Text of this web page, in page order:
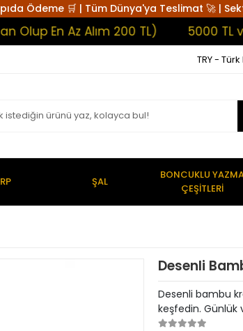
Ödeme 🛒 | Tüm Dünya'ya Teslimat 🚀 |
En Az Alım 200 TL) 5000 TL ve
TRY - Türk
ŞAL
BONCUKLU
ÇEŞİTLERİ
Desenli
Desenli bambu
keşfedin. Günlük